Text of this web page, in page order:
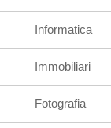
Informatica
Immobiliari
Fotografia